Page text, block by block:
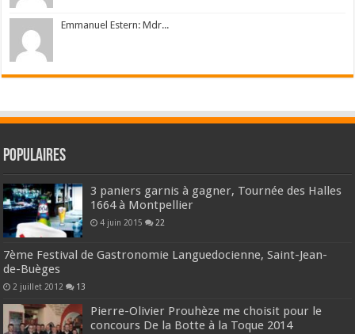
Emmanuel Estern: Mdr...
Populaires
3 paniers garnis à gagner, Tournée des Halles
1664 à Montpellier
4 juin 2015 22
7ème Festival de Gastronomie Languedocienne, Saint-Jean-
de-Buèges
2 juillet 2012 13
Pierre-Olivier Prouhèze me choisit pour le
concours De la Botte à la Toque 2014